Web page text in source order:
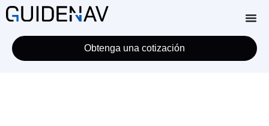
Obtenga una cotización